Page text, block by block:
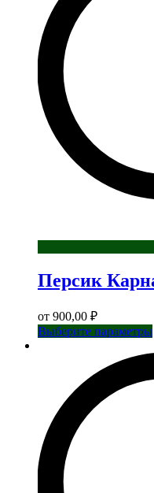
Персик
от 900,00 ₽
Выберите параметры